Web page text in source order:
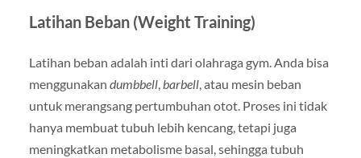
Latihan Beban (Weight Training)
Latihan beban adalah inti dari olahraga gym. Anda bisa
menggunakan dumbbell,barbell, atau mesin beban
untuk merangsang pertumbuhan otot. Proses ini tidak
hanya membuat tubuh lebih kencang, tetapi juga
meningkatkan metabolisme basal, sehingga tubuh